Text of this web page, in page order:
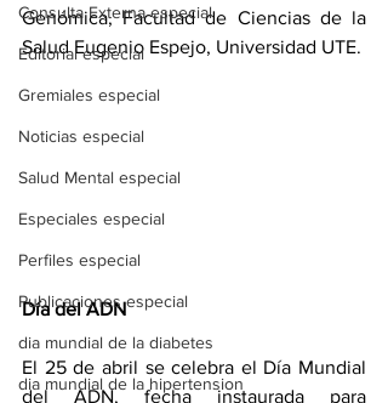
Consulta Externa especial
Editorial especial
Gremiales especial
Noticias especial
Salud Mental especial
Especiales especial
Perfiles especial
Publicaciones especial
dia mundial de la diabetes
dia mundial de la hipertension
Genómica, Facultad de Ciencias de la
Salud Eugenio Espejo, Universidad UTE.
Día del ADN
El 25 de abril se celebra el Día Mundial
del ADN, fecha instaurada para